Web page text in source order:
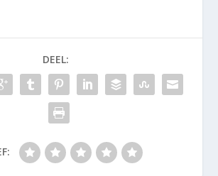
DEEL: